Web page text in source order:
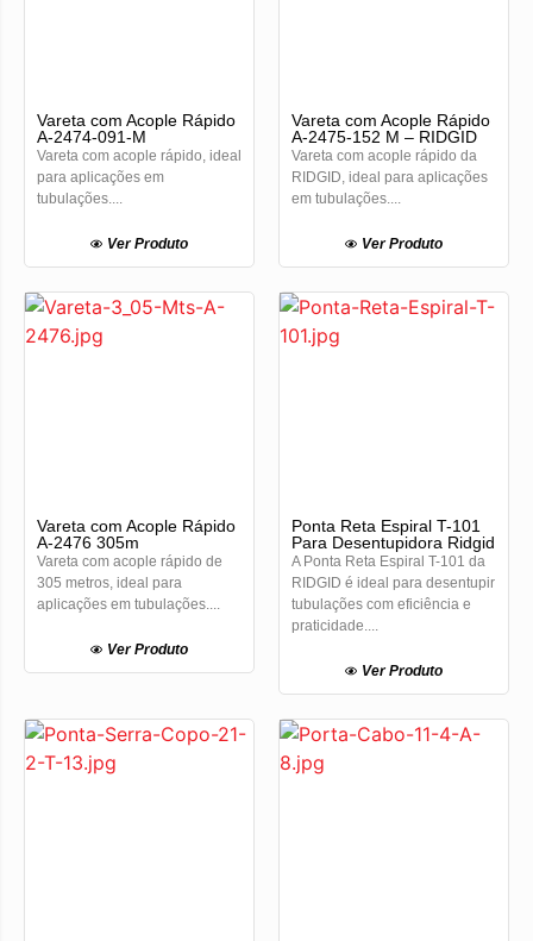
Vareta com Acople Rápido
A-2474-091-M
Vareta com acople rápido, ideal
para aplicações em
tubulações....
Ver Produto
Vareta com Acople Rápido
A-2475-152 M – RIDGID
Vareta com acople rápido da
RIDGID, ideal para aplicações
em tubulações....
Ver Produto
Vareta com Acople Rápido
A-2476 305m
Vareta com acople rápido de
305 metros, ideal para
aplicações em tubulações....
Ver Produto
Ponta Reta Espiral T-101
Para Desentupidora Ridgid
A Ponta Reta Espiral T-101 da
RIDGID é ideal para desentupir
tubulações com eficiência e
praticidade....
Ver Produto